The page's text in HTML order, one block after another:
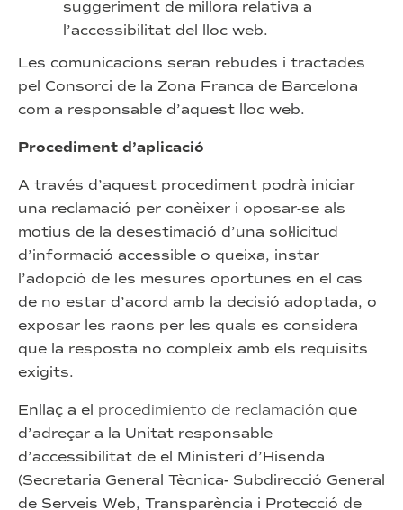
suggeriment de millora relativa a
l’accessibilitat del lloc web.
Les comunicacions seran rebudes i tractades
pel Consorci de la Zona Franca de Barcelona
com a responsable d’aquest lloc web.
Procediment d’aplicació
A través d’aquest procediment podrà iniciar
una reclamació per conèixer i oposar-se als
motius de la desestimació d’una sol·licitud
d’informació accessible o queixa, instar
l’adopció de les mesures oportunes en el cas
de no estar d’acord amb la decisió adoptada, o
exposar les raons per les quals es considera
que la resposta no compleix amb els requisits
exigits.
Enllaç a el procedimiento de reclamación que
d’adreçar a la Unitat responsable
d’accessibilitat de el Ministeri d’Hisenda
(Secretaria General Tècnica- Subdirecció General
de Serveis Web, Transparència i Protecció de